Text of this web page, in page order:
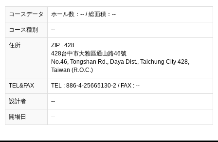
コースデータ ホール数：-- / 総面積：--
コース種別 --
住所
ZIP : 428
428台中市大雅區通山路46號
No.46, Tongshan Rd., Daya Dist., Taichung City 428,
Taiwan (R.O.C.)
TEL&FAX TEL : 886-4-25665130-2 / FAX : --
設計者 --
開場日 --